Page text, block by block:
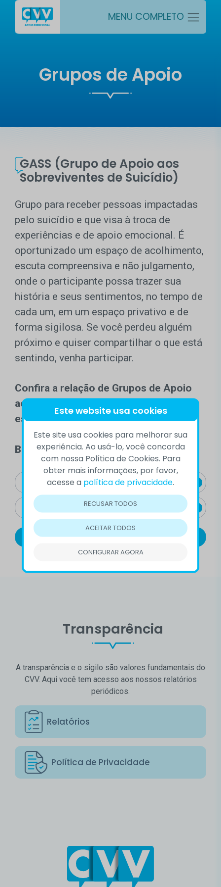
MENU COMPLETO
Grupos de Apoio
GASS (Grupo de Apoio aos
Sobreviventes de Suicídio)
Grupo para receber pessoas impactadas
pelo suicídio e que visa à troca de
experiências e de apoio emocional. É
oportunizado um espaço de acolhimento,
escuta compreensiva e não julgamento,
onde o participante possa trazer sua
história e seus sentimentos, no tempo de
cada um, em um espaço privativo e de
forma sigilosa. Se você perdeu alguém
próximo e quiser compartilhar o que está
sentindo, venha participar.
Confira a relação de Grupos de Apoio
aos Sobreviventes de Suicídio (GASS)
espalhados pelo Brasil:
Busca por localização
Transparência
A transparência e o sigilo são valores fundamentais do
CVV. Aqui você tem acesso aos nossos relatórios
periódicos.
Relatórios
Política de Privacidade
Este website usa cookies
Este site usa cookies para melhorar sua
experiência. Ao usá-lo, você concorda
com nossa Política de Cookies. Para
obter mais informações, por favor,
acesse a política de privacidade.
RECUSAR TODOS
ACEITAR TODOS
CONFIGURAR AGORA